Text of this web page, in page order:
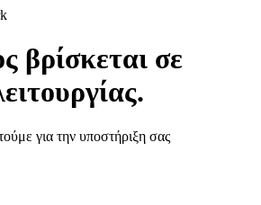
βρίσκεται σε
για την υποστήριξη σας